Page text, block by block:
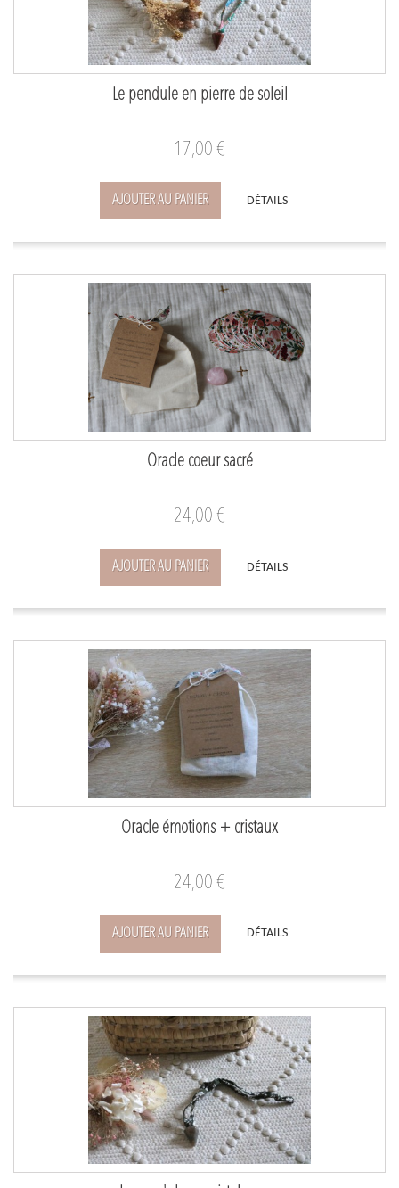
Le pendule en pierre de soleil
17,00 €
AJOUTER AU PANIER DÉTAILS
Oracle coeur sacré
24,00 €
AJOUTER AU PANIER DÉTAILS
Oracle émotions + cristaux
24,00 €
AJOUTER AU PANIER DÉTAILS